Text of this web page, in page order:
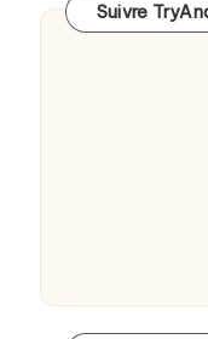
Suivre